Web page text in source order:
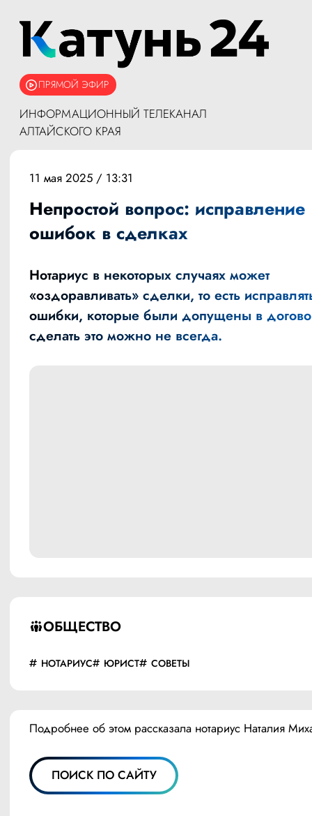
ПРЯМОЙ ЭФИР
ИНФОРМАЦИОННЫЙ ТЕЛЕКАНАЛ
АЛТАЙСКОГО КРАЯ
ОБЩЕСТВО
НОТАРИУС ЮРИСТ СОВЕТЫ
11 мая 2025 / 13:31
Непростой вопрос: исправление
ошибок в сделках
Нотариус в некоторых случаях может
«оздоравливать» сделки, то есть
ошибки, которые были допущены в
сделать это можно не всегда.
Подробнее об этом рассказала нотариус Наталия
ПОИСК ПО САЙТУ